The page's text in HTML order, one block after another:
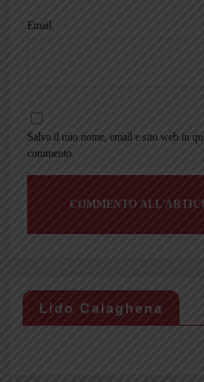
Email
Salva il mio nome, email e sito web in
commento.
Lido Calaghena